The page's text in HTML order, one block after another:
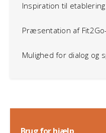
Inspiration til
Præsentation af
Mulighed for dialog og